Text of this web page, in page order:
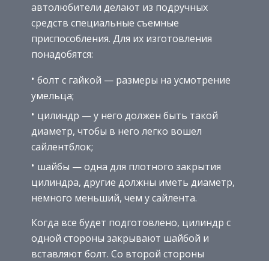
автолюбители делают из подручных
средств специальные съемные
приспособления. Для их изготовления
понадобятся:
болт с гайкой — размеры на усмотрение
умельца;
цилиндр — у него должен быть такой
диаметр, чтобы в него легко вошел
сайлентблок;
шайбы — одна для плотного закрытия
цилиндра, другие должны иметь диаметр,
немного меньший, чем у сайлента.
Когда все будет подготовлено, цилиндр с
одной стороны закрывают шайбой и
вставляют болт. Со второй стороны